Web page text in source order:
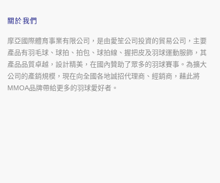
關於我們
摩亞國際體育事業有限公司，是由愛笙公司投資的貿易公司，主要
產品有羽毛球、球拍、拍包、球拍線、握把皮及羽球運動服飾，其
產品品質卓越，設計精美，在國內贊助了眾多的羽球賽事。為擴大
公司的產銷規模，現在向全國各地誠招代理商、經銷商，藉此將
MMOA品牌帶給更多的羽球愛好者。